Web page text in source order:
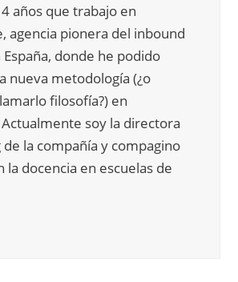
años que trabajo en
agencia pionera del inbound
donde he podido
nueva metodología (¿o
filosofía?) en
soy la directora
la compañía y compagino
la docencia en escuelas de